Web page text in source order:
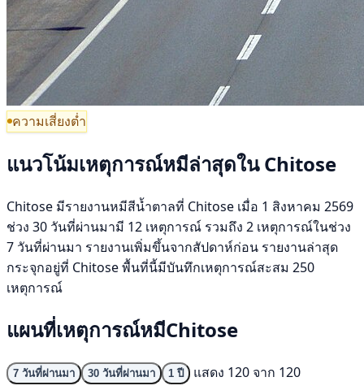
ความเสี่ยงต่ำ
แนวโน้มเหตุการณ์หมีล่าสุดใน Chitose
Chitose มีรายงานหมีสีน้ำตาลที่ Chitose เมื่อ 1 สิงหาคม 2569
ช่วง 30 วันที่ผ่านมามี 12 เหตุการณ์ รวมถึง 2 เหตุการณ์ในช่วง
7 วันที่ผ่านมา รายงานเพิ่มขึ้นจากสัปดาห์ก่อน รายงานล่าสุด
กระจุกอยู่ที่ Chitose พื้นที่นี้มีบันทึกเหตุการณ์สะสม 250
เหตุการณ์
แผนที่เหตุการณ์หมีChitose
7 วันที่ผ่านมา 30 วันที่ผ่านมา 1 ปี
แสดง 120 จาก 120